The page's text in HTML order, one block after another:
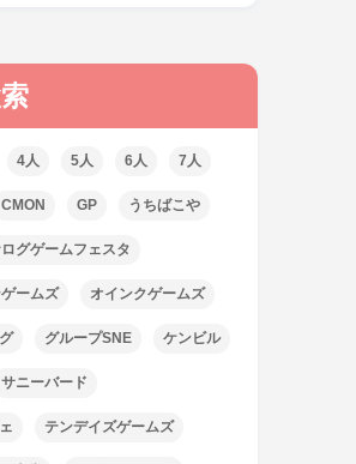
4人 5人 6人 7人
CMON GP うちばこや
グゲームフェスタ
ームズ オインクゲームズ
グループSNE ケンビル
サニーバード
テンデイズゲームズ